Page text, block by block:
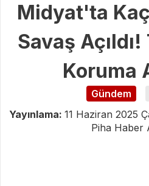
Midyat'ta
Savaş
Koruma
Gündem
Yayınlama: 11 Haziran 2025
Piha Haber